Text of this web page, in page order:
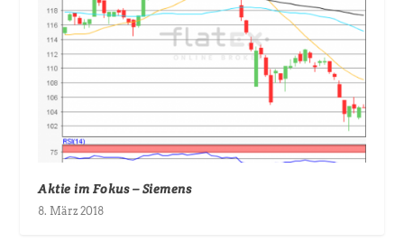
Aktie im Fokus – Siemens
8. März 2018